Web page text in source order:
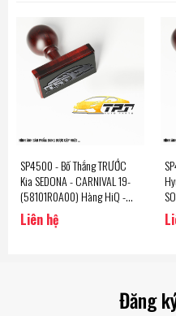
SP4500 - Bố Thắng TRƯỚC
Kia SEDONA - CARNIVAL 19-
(58101R0A00) Hàng HiQ -
Sangsin Korea
Liên hệ
Đăng